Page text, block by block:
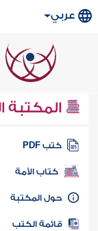
عربي
المكتبة
كتب PDF
كتاب الأمة
المكتبة